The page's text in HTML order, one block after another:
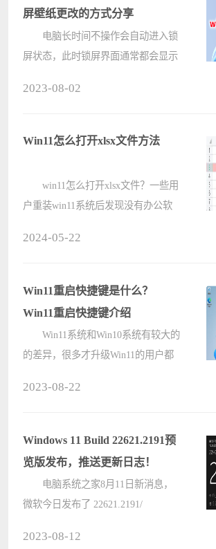
来win10????
屏壁纸更改的方式分享
电脑长时间不操作会自动进入锁
屏状态，此时锁屏界面通常都会显示
纸怎么设置?win11锁屏壁纸更改的方
2023-08-02
Win11怎么打开xlsx文件方法
win11怎么打开xlsx文件？一些用
户重装win11系统后发现没有办公软
使用呢，这里给朋友们介绍win11打
2024-05-22
Win11重启快捷键是什么？
Win11重启快捷键介绍
Win11系统和Win10系统有较大的
的差异，很多才升级Win11的用户都
1、通过Alt+F4重新启动Windows
11 ????
2023-08-22
Windows 11 Build 22621.2191预
览版发布，推送更新日志！
电脑系统之家8月11日新消息，
微软今日发布了 22621.2191/
2023-08-12